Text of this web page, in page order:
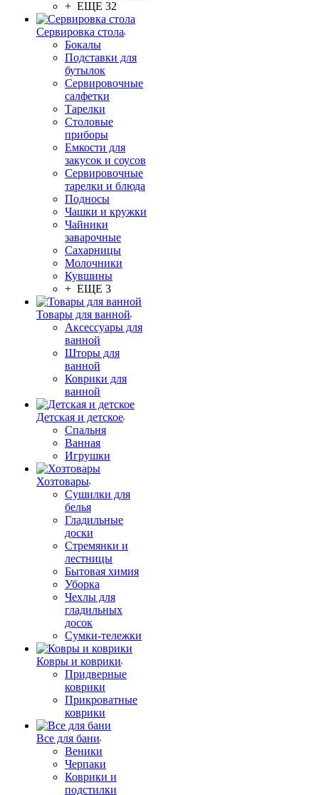
+ ЕЩЕ 32
Сервировка стола
Бокалы
Подставки для
бутылок
Сервировочные
салфетки
Тарелки
Столовые
приборы
Емкости для
закусок и соусов
Сервировочные
тарелки и блюда
Подносы
Чашки и кружки
Чайники
заварочные
Сахарницы
Молочники
Кувшины
+ ЕЩЕ 3
Товары для ванной
Аксессуары для
ванной
Шторы для
ванной
Коврики для
ванной
Детская и детское
Спальня
Ванная
Игрушки
Хозтовары
Сушилки для
белья
Гладильные
доски
Стремянки и
лестницы
Бытовая химия
Уборка
Чехлы для
гладильных
досок
Сумки-тележки
Ковры и коврики
Придверные
коврики
Прикроватные
коврики
Все для бани
Веники
Черпаки
Коврики и
подстилки